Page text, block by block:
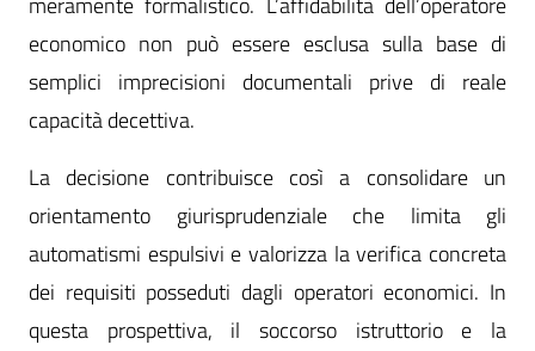
economico non può essere esclusa sulla base di
semplici imprecisioni documentali prive di reale
capacità decettiva.
La decisione contribuisce così a consolidare un
orientamento giurisprudenziale che limita gli
automatismi espulsivi e valorizza la verifica concreta
dei requisiti posseduti dagli operatori economici. In
questa prospettiva, il soccorso istruttorio e la